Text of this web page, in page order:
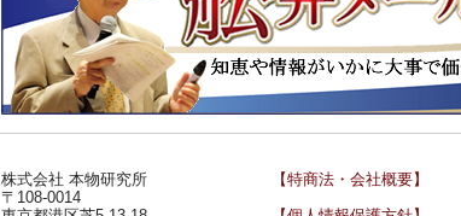
株式会社 本物研究所
〒108-0014
【特商法・会社概要】